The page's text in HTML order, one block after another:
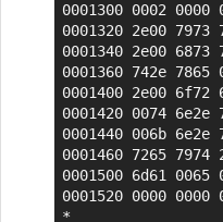
0001300 0002 0000
0001320 2e00 7973
0001340 2e00 6873
0001360 742e 7865
0001400 2e00 6f72
0001420 0074 6e2e
0001440 006b
0001460 7265
0001500 6d61 0065
0001520 0000 0000
*